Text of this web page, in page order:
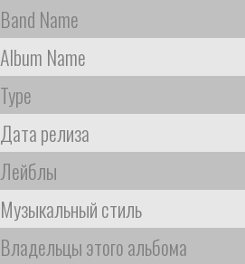
Band Name
Album Name
Type
Дата релиза
Лейблы
Музыкальный стиль
Владельцы этого альбома